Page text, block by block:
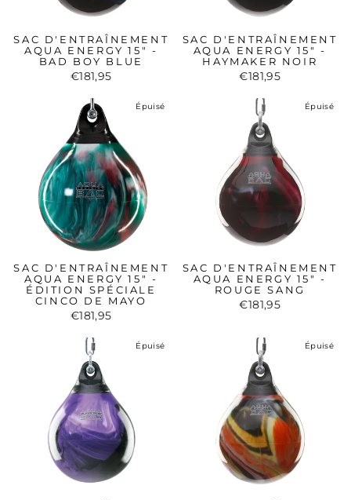
SAC D'ENTRAÎNEMENT
AQUA ENERGY 15" -
BAD BOY BLUE
€181,95
SAC D'ENTRAÎNEMENT
AQUA ENERGY 15" -
HAYMAKER NOIR
€181,95
Épuisé
SAC D'ENTRAÎNEMENT
AQUA ENERGY 15" -
ÉDITION SPÉCIALE
CINCO DE MAYO
€181,95
Épuisé
SAC D'ENTRAÎNEMENT
AQUA ENERGY 15" -
ROUGE SANG
€181,95
Épuisé Épuisé